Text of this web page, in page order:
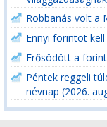
Robbanás volt a
Ennyi forintot
Erősödött a
Péntek reggeli
névnap (2026.